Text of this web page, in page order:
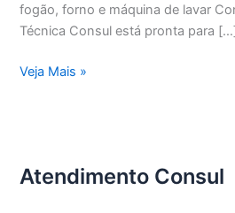
fogão, forno e máquina de lavar
Técnica Consul está pronta para
Assistência
Veja Mais »
Atendimento Consul